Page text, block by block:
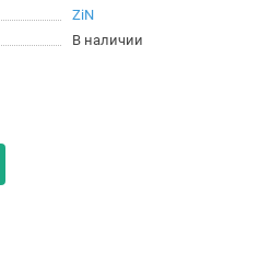
ZiN
В наличии